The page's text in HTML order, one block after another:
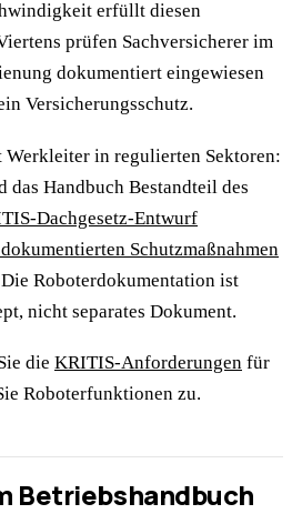
erfüllt diesen
prüfen Sachversicherer im
dokumentiert eingewiesen
Versicherungsschutz.
in regulierten Sektoren:
Handbuch Bestandteil des
Dachgesetz-Entwurf
Schutzmaßnahmen
Roboterdokumentation ist
nicht separates Dokument.
die KRITIS-Anforderungen für
Roboterfunktionen zu.
Betriebshandbuch